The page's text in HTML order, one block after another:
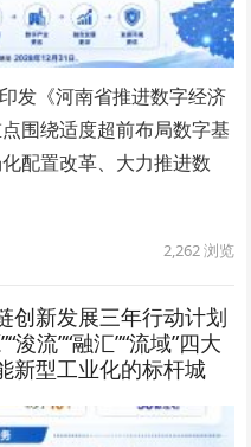
发《河南省推进数字经济
围绕适度超前布局数字基
配置改革、大力推进数
2,262浏览
创新发展三年行动计划
浚流”“融汇”“流域”四大
新型工业化的标杆城